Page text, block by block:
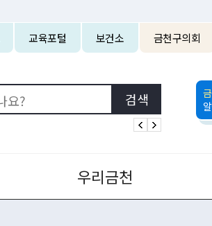
교육포털 보건소 금천구의회
우리금천